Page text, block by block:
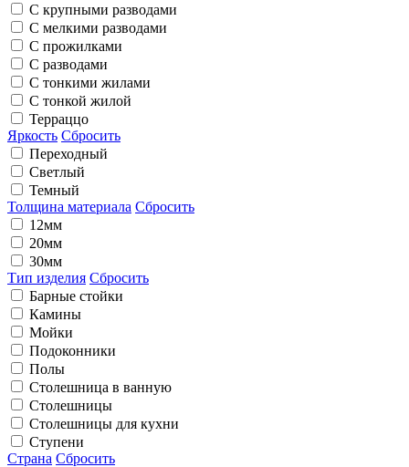
С крупными разводами
С мелкими разводами
С прожилками
С разводами
С тонкими жилами
С тонкой жилой
Терраццо
Яркость Сбросить
Переходный
Светлый
Темный
Толщина материала Сбросить
12мм
20мм
30мм
Тип изделия Сбросить
Барные стойки
Камины
Мойки
Подоконники
Полы
Столешница в ванную
Столешницы
Столешницы для кухни
Ступени
Страна Сбросить